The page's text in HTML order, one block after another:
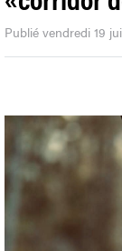
Publié vendredi 19